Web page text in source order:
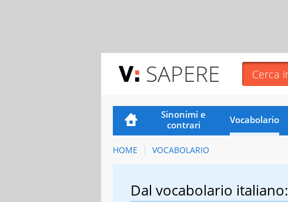
SAPERE
Sinonimi e
contrari
Vocabolario
HOME VOCABOLARIO
Dal vocabolario italiano: